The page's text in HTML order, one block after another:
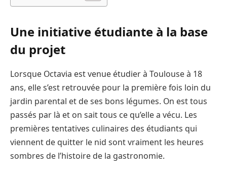
Une initiative étudiante à la base
du projet
Lorsque Octavia est venue étudier à Toulouse à 18
ans, elle s’est retrouvée pour la première fois loin du
jardin parental et de ses bons légumes. On est tous
passés par là et on sait tous ce qu’elle a vécu. Les
premières tentatives culinaires des étudiants qui
viennent de quitter le nid sont vraiment les heures
sombres de l’histoire de la gastronomie.